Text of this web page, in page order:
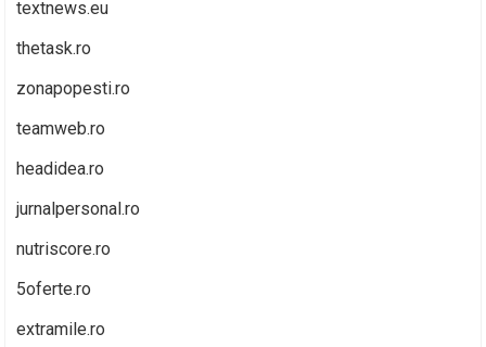
textnews.eu
thetask.ro
zonapopesti.ro
teamweb.ro
headidea.ro
jurnalpersonal.ro
nutriscore.ro
5oferte.ro
extramile.ro